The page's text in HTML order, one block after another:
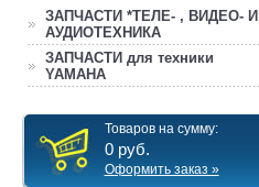
ЗАПЧАСТИ *ТЕЛЕ- , ВИДЕО- И
АУДИОТЕХНИКА
ЗАПЧАСТИ для техники
YAMAHA
Товаров на сумму:
0руб.
Оформить заказ »